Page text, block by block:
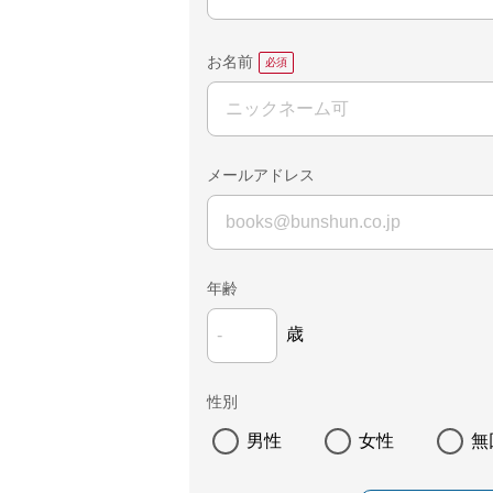
お名前
メールアドレス
年齢
歳
性別
男性 女性 無